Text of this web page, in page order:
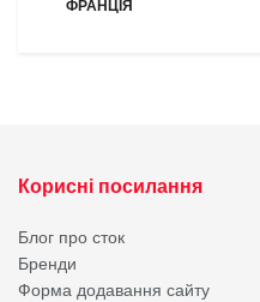
ФРАНЦІЯ
Корисні посилання
Блог про сток
Бренди
Форма додавання сайту